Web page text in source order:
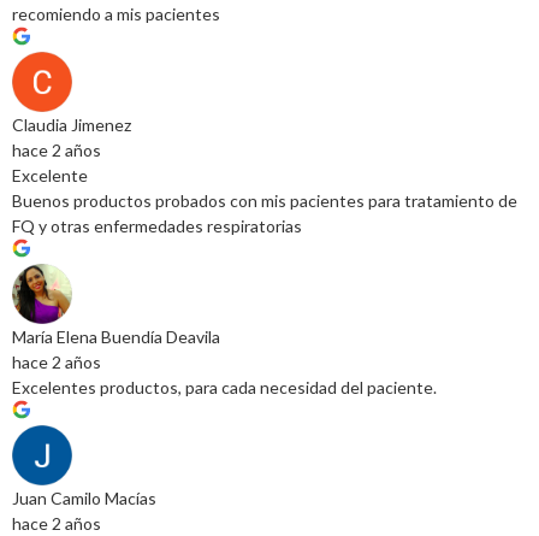
recomiendo a mis pacientes
Claudia Jimenez
hace 2 años
Excelente
Buenos productos probados con mis pacientes para tratamiento de
FQ y otras enfermedades respiratorias
María Elena Buendía Deavila
hace 2 años
Excelentes productos, para cada necesidad del paciente.
Juan Camilo Macías
hace 2 años